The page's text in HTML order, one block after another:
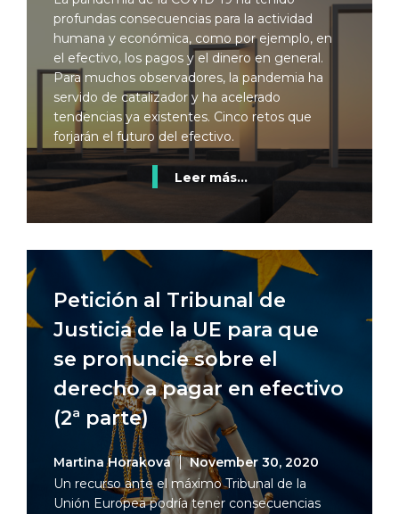
profundas consecuencias para la actividad
humana y económica, como por ejemplo, en
el efectivo, los pagos y el dinero en general.
Para muchos observadores, la pandemia ha
servido de catalizador y ha acelerado
tendencias ya existentes. Cinco retos que
forjarán el futuro del efectivo.
Leer más...
Petición al Tribunal de
Justicia de la UE para que
se pronuncie sobre el
derecho a pagar en efectivo
(2ª parte)
Martina Horakova
November 30, 2020
Un recurso ante el máximo Tribunal de la
Unión Europea podría tener consecuencias